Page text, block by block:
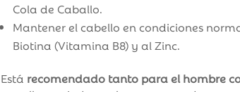
Cola de Caballo.
Mantener el cabello en condiciones
Biotina (Vitamina B8) y al Zinc.
Está recomendado tanto para el hombre